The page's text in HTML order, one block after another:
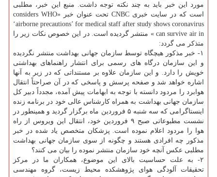
مورد این خبر باید به چند نكته توجه داشت. منبع این خبر، مطلبی
است كه در سایت خبری CNBC تحت عنوان خبر «considers WHO
‘airborne precautions’ for medical staff after study shows coronavirus
can survive air in » منتشر گردیده است. در این خصوص نكات زیر را
متذكر می گردد:
۱- خبر مذكور هیچگاه توسط سازمان جهانی بهداشت منتشر نگردیده
و این سازمان درگاه های رسمی برای انتشار راهنماهای بهداشتی
خویش را دارد. و این سازمان علاوه بر مستنداتی كه در زیر به آنها
اشاره خواهد شد و صفحه پرسش و پاسخی كه در آن صراحتاً انتقال
هوابرد را مردود دانسته با توجه به ابهامات پیش آمده، مجدداً دبیر كل
سازمان جهانی بهداشت به همراه كارشناس عالی خود در برنامه زنده
اینستاگرامی كه سه شنبه ۵ فروردین ماه برگزار گردید و همینطور در
نشست مطبوعاتی صبح ۹ فروردین خود، انتقال این ویروس از راه
هوا را مردود اعلام نموده است. پزشكان متخصص یاد شده در خبر
مذكور چه افرادی هستند و چگونه از سوی سازمان جهانی بهداشت
مطلبی عكس آنچه خود سازمان منتشر نموده را بیان می كنند؟
۲- به علت حساسیت بالای این موضوع، همكاران ما در مركز
تحقیقات آلودگی هوای پژوهشكده محیط زیست، گروه مهندسی